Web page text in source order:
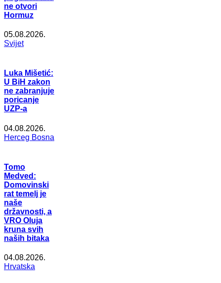
ne otvori
Hormuz
05.08.2026.
Svijet
Luka Mišetić:
U BiH zakon
ne zabranjuje
poricanje
UZP-a
04.08.2026.
Herceg Bosna
Tomo
Medved:
Domovinski
rat temelj je
naše
državnosti, a
VRO Oluja
kruna svih
naših bitaka
04.08.2026.
Hrvatska